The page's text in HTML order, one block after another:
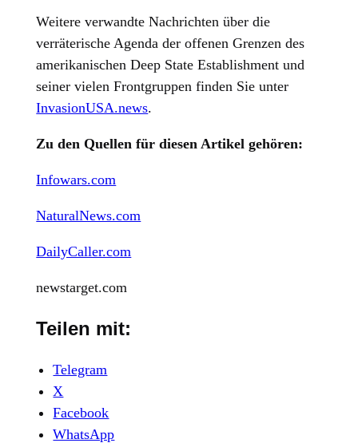
Weitere verwandte Nachrichten über die
verräterische Agenda der offenen Grenzen des
amerikanischen Deep State Establishment und
seiner vielen Frontgruppen finden Sie unter
InvasionUSA.news.
Zu den Quellen für diesen Artikel gehören:
Infowars.com
NaturalNews.com
DailyCaller.com
newstarget.com
Teilen mit:
Telegram
X
Facebook
WhatsApp